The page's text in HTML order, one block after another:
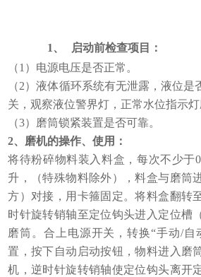
1、
启动前检查项目：
（1）电源电压是否正常。
（2）液体循环系统有无泄露，液位
关，观察液位警界灯，正常水位指示灯
（3）磨筒锁紧装置是否可靠。
2、磨机的操作、使用：
将待粉碎物料装入料盒，每次不少于
升，（特殊物料除外），料盒与磨筒
方）对接，用卡箍固定。将料盒翻转
时针旋转销轴至定位钩头进入定位槽
磨筒。合上电源开关，转换“手动/自
置，按下自动启动按钮，物料进入磨
机，逆时针旋转销轴使定位钩头离开